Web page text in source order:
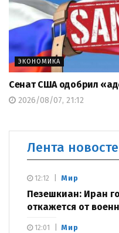
ЭКОНОМИКА
Сенат США одобрил
2026/08/07, 21:12
Лента
Мир
Пезешкиан: Иран
откажется от
12:12
Мир
12:01